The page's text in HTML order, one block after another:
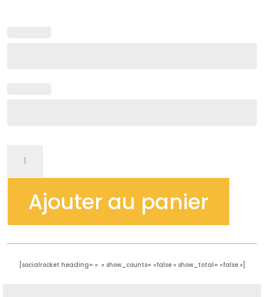
“Salut
connard”
Ajouter au panier
[socialrocket heading= » » show_counts= »false » show_total= »false »]